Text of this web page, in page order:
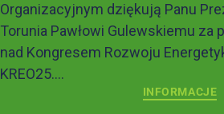
Organizacyjnym dziękują Panu
Torunia Pawłowi Gulewskiemu za
nad Kongresem Rozwoju
KREO25....
INFORMACJE